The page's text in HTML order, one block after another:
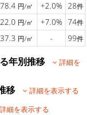
円/㎡ +2.0% 28件
円/㎡ +7.0% 74件
円/㎡ - 99件
る年別推移
詳細を
推移 詳細を表示する
詳細を表示する